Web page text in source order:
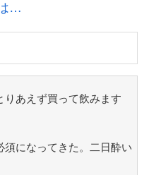
…
りあえず買って飲みます
になってきた。二日酔い